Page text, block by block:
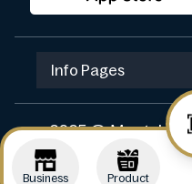
Business Product
Info Pages
2025 ©